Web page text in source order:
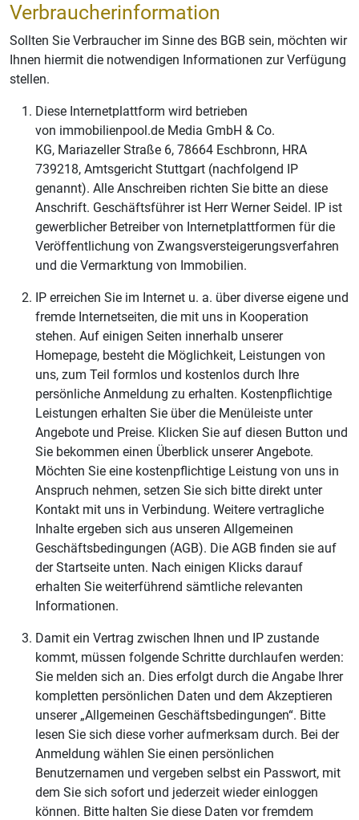
Verbraucherinformation
Sollten Sie Verbraucher im Sinne des BGB sein, möchten wir
Ihnen hiermit die notwendigen Informationen zur Verfügung
stellen.
Diese Internetplattform wird betrieben
von immobilienpool.de Media GmbH & Co.
KG, Mariazeller Straße 6, 78664 Eschbronn, HRA
739218, Amtsgericht Stuttgart (nachfolgend IP
genannt). Alle Anschreiben richten Sie bitte an diese
Anschrift. Geschäftsführer ist Herr Werner Seidel. IP ist
gewerblicher Betreiber von Internetplattformen für die
Veröffentlichung von Zwangsversteigerungsverfahren
und die Vermarktung von Immobilien.
IP erreichen Sie im Internet u. a. über diverse eigene und
fremde Internetseiten, die mit uns in Kooperation
stehen. Auf einigen Seiten innerhalb unserer
Homepage, besteht die Möglichkeit, Leistungen von
uns, zum Teil formlos und kostenlos durch Ihre
persönliche Anmeldung zu erhalten. Kostenpflichtige
Leistungen erhalten Sie über die Menüleiste unter
Angebote und Preise. Klicken Sie auf diesen Button und
Sie bekommen einen Überblick unserer Angebote.
Möchten Sie eine kostenpflichtige Leistung von uns in
Anspruch nehmen, setzen Sie sich bitte direkt unter
Kontakt mit uns in Verbindung. Weitere vertragliche
Inhalte ergeben sich aus unseren Allgemeinen
Geschäftsbedingungen (AGB). Die AGB finden sie auf
der Startseite unten. Nach einigen Klicks darauf
erhalten Sie weiterführend sämtliche relevanten
Informationen.
Damit ein Vertrag zwischen Ihnen und IP zustande
kommt, müssen folgende Schritte durchlaufen werden:
Sie melden sich an. Dies erfolgt durch die Angabe Ihrer
kompletten persönlichen Daten und dem Akzeptieren
unserer „Allgemeinen Geschäftsbedingungen“. Bitte
lesen Sie sich diese vorher aufmerksam durch. Bei der
Anmeldung wählen Sie einen persönlichen
Benutzernamen und vergeben selbst ein Passwort, mit
dem Sie sich sofort und jederzeit wieder einloggen
können. Bitte halten Sie diese Daten vor fremdem